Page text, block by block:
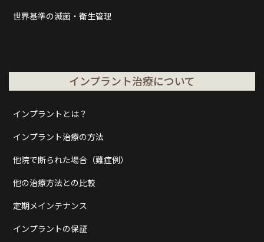
世界基準の滅菌・衛生管理
インプラント治療について
インプラントとは？
インプラント治療の方法
他院で断られた場合（難症例）
他の治療方法との比較
定期メインテナンス
インプラントの保証